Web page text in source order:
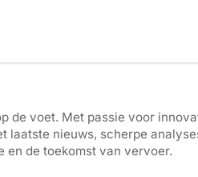
de voet. Met passie voor
laatste nieuws, scherpe
en de toekomst van vervoer.